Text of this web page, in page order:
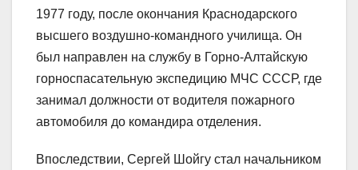
1977 году, после окончания Краснодарского
высшего воздушно-командного училища. Он
был направлен на службу в Горно-Алтайскую
горноспасательную экспедицию МЧС СССР, где
занимал должности от водителя пожарного
автомобиля до командира отделения.
Впоследствии, Сергей Шойгу стал начальником